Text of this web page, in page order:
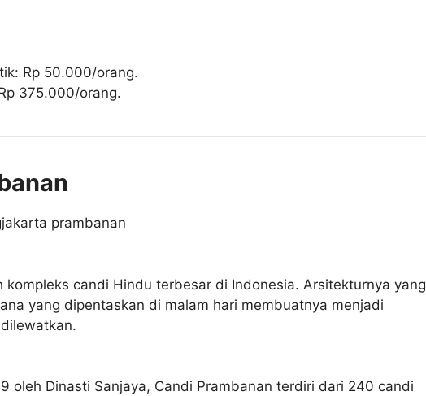
Rp 50.000/orang.
375.000/orang.
kompleks candi Hindu terbesar di Indonesia. Arsitekturnya yang
yang dipentaskan di malam hari membuatnya menjadi
oleh Dinasti Sanjaya, Candi Prambanan terdiri dari 240 candi